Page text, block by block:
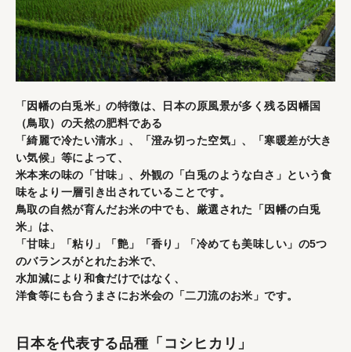
「因幡の白兎米」の特徴は、日本の原風景が多く残る因幡国
（鳥取）の天然の肥料である
「綺麗で冷たい清水」、「澄み切った空気」、「寒暖差が大き
い気候」等によって、
米本来の味の「甘味」、外観の「白兎のような白さ」という食
味をより一層引き出されていることです。
鳥取の自然が育んだお米の中でも、厳選された「因幡の白兎
米」は、
「甘味」「粘り」「艶」「香り」「冷めても美味しい」の5つ
のバランスがとれたお米で、
水加減により和食だけではなく、
洋食等にも合うまさにお米会の「二刀流のお米」です。
日本を代表する品種「コシヒカリ」